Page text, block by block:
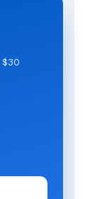
$30